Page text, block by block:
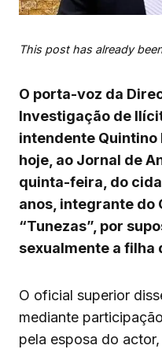
This post has already
O porta-voz da
Investigação de
intendente
hoje, ao Jornal de
quinta-feira, do
anos, integrante do
“Tunezas”, por
sexualmente a filha
O oficial superior
mediante
pela esposa do